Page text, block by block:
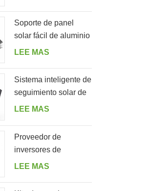
Soporte de panel
solar fácil de aluminio
ajustable en ángulo
LEE MAS
Sistema inteligente de
seguimiento solar de
doble fila de un solo
LEE MAS
Proveedor de
inversores de
almacenamiento de
LEE MAS